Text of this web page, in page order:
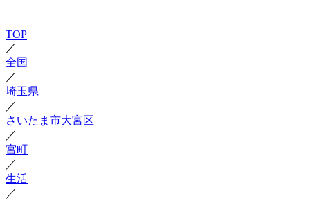
TOP
／
全国
／
埼玉県
／
さいたま市大宮区
／
宮町
／
生活
／